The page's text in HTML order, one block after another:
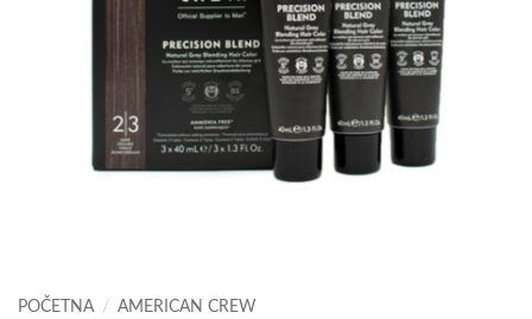
POČETNA / AMERICAN CREW